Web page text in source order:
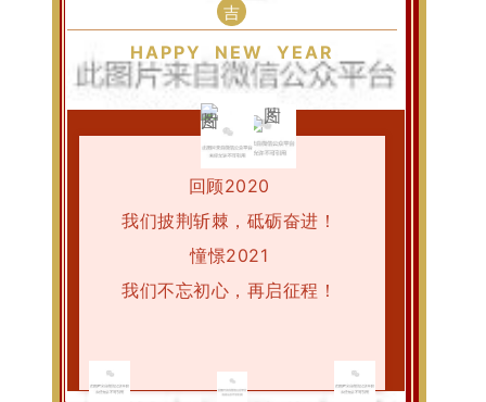
吉
HAPPY NEW YEAR
回顾2020
我们披荆斩棘，砥砺奋进！
憧憬2021
我们不忘初心，再启征程！